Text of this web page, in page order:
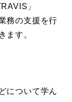
」
務の支援を行
ます。
について学ん